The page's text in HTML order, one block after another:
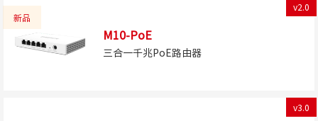
新品
v2.0
M10-PoE
三合一千兆PoE路由器
v3.0